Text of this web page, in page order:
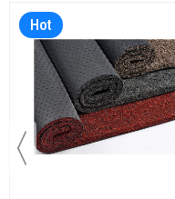
Hot